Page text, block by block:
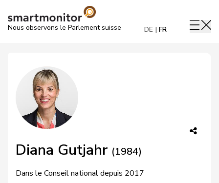
Nous observons le Parlement suisse DE FR
Diana Gutjahr (1984)
Dans le Conseil national depuis 2017